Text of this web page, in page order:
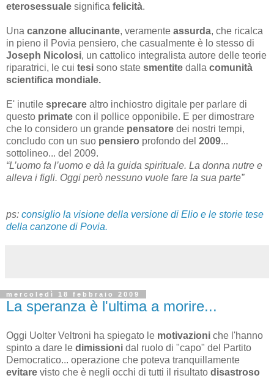
eterosessuale significa felicità.
Una canzone allucinante, veramente assurda, che ricalca
in pieno il Povia pensiero, che casualmente è lo stesso di
Joseph Nicolosi, un cattolico integralista autore delle teorie
riparatrici, le cui tesi sono state smentite dalla comunità
scientifica mondiale.
E' inutile sprecare altro inchiostro digitale per parlare di
questo primate con il pollice opponibile. E per dimostrare
che lo considero un grande pensatore dei nostri tempi,
concludo con un suo pensiero profondo del 2009...
sottolineo... del 2009.
“L’uomo fa l’uomo e dà la guida spirituale. La donna nutre e
alleva i figli. Oggi però nessuno vuole fare la sua parte”
ps: consiglio la visione della versione di Elio e le storie tese
della canzone di Povia.
mercoledì 18 febbraio 2009
La speranza è l'ultima a morire...
Oggi Uolter Veltroni ha spiegato le motivazioni che l'hanno
spinto a dare le dimissioni dal ruolo di "capo" del Partito
Democratico... operazione che poteva tranquillamente
evitare visto che è negli occhi di tutti il risultato disastroso